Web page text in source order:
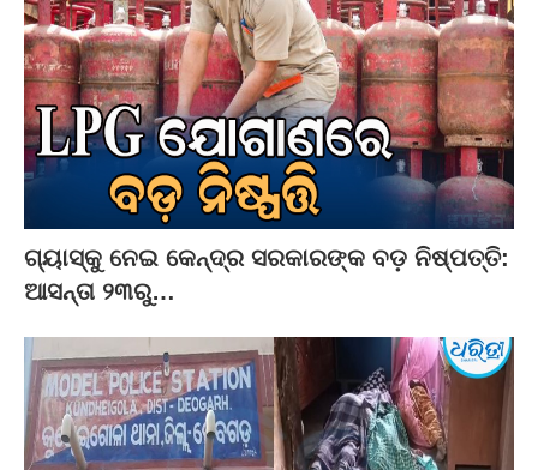
ଗ୍ୟାସ୍‌କୁ ନେଇ କେନ୍ଦ୍ର ସରକାରଙ୍କ ବଡ଼ ନିଷ୍ପତ୍ତି:
ଆସନ୍ତା ୨୩ରୁ…